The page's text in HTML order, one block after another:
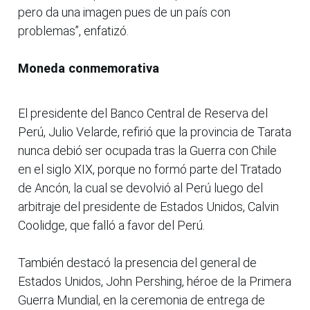
pero da una imagen pues de un país con
problemas”, enfatizó.
Moneda conmemorativa
El presidente del Banco Central de Reserva del
Perú, Julio Velarde, refirió que la provincia de Tarata
nunca debió ser ocupada tras la Guerra con Chile
en el siglo XIX, porque no formó parte del Tratado
de Ancón, la cual se devolvió al Perú luego del
arbitraje del presidente de Estados Unidos, Calvin
Coolidge, que falló a favor del Perú.
También destacó la presencia del general de
Estados Unidos, John Pershing, héroe de la Primera
Guerra Mundial, en la ceremonia de entrega de